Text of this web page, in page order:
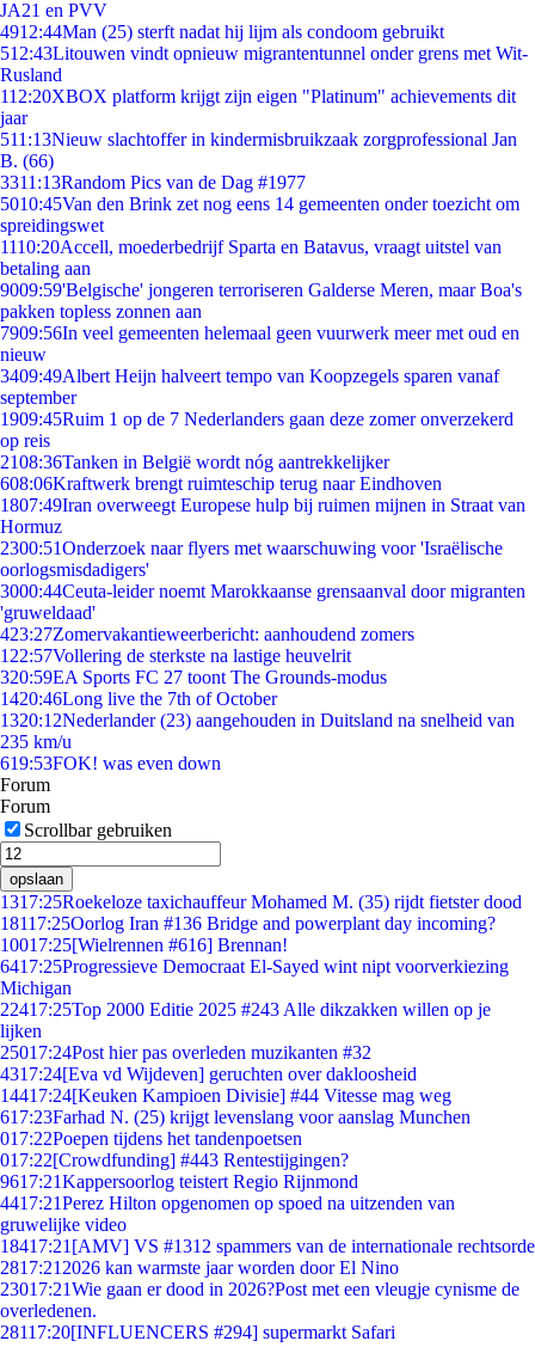
JA21 en PVV
4912:44Man (25) sterft nadat hij lijm als condoom gebruikt
512:43Litouwen vindt opnieuw migrantentunnel onder grens met Wit-
Rusland
112:20XBOX platform krijgt zijn eigen "Platinum" achievements dit
jaar
511:13Nieuw slachtoffer in kindermisbruikzaak zorgprofessional Jan
B. (66)
3311:13Random Pics van de Dag #1977
5010:45Van den Brink zet nog eens 14 gemeenten onder toezicht om
spreidingswet
1110:20Accell, moederbedrijf Sparta en Batavus, vraagt uitstel van
betaling aan
9009:59'Belgische' jongeren terroriseren Galderse Meren, maar Boa's
pakken topless zonnen aan
7909:56In veel gemeenten helemaal geen vuurwerk meer met oud en
nieuw
3409:49Albert Heijn halveert tempo van Koopzegels sparen vanaf
september
1909:45Ruim 1 op de 7 Nederlanders gaan deze zomer onverzekerd
op reis
2108:36Tanken in België wordt nóg aantrekkelijker
608:06Kraftwerk brengt ruimteschip terug naar Eindhoven
1807:49Iran overweegt Europese hulp bij ruimen mijnen in Straat van
Hormuz
2300:51Onderzoek naar flyers met waarschuwing voor 'Israëlische
oorlogsmisdadigers'
3000:44Ceuta-leider noemt Marokkaanse grensaanval door migranten
'gruweldaad'
423:27Zomervakantieweerbericht: aanhoudend zomers
1 22:57Vollering de sterkste na lastige heuvelrit
320:59EA Sports FC 27 toont The Grounds-modus
1420:46Long live the 7th of October
1320:12Nederlander (23) aangehouden in Duitsland na snelheid van
235 km/u
619:53FOK! was even down
Forum
Forum
Scrollbar gebruiken
opslaan
1317:25Roekeloze taxichauffeur Mohamed M. (35) rijdt fietster dood
18117:25Oorlog Iran #136 Bridge and powerplant day incoming?
10017:25[Wielrennen #616] Brennan!
6417:25Progressieve Democraat El-Sayed wint nipt voorverkiezing
Michigan
22417:25Top 2000 Editie 2025 #243 Alle dikzakken willen op je
lijken
25017:24Post hier pas overleden muzikanten #32
4317:24[Eva vd Wijdeven] geruchten over dakloosheid
14417:24[Keuken Kampioen Divisie] #44 Vitesse mag weg
617:23Farhad N. (25) krijgt levenslang voor aanslag Munchen
017:22Poepen tijdens het tandenpoetsen
017:22[Crowdfunding] #443 Rentestijgingen?
9617:21Kappersoorlog teistert Regio Rijnmond
4417:21Perez Hilton opgenomen op spoed na uitzenden van
gruwelijke video
18417:21 [AMV] VS #1312 spammers van de internationale rechtsorde
2817:21 2026 kan warmste jaar worden door El Nino
23017:21Wie gaan er dood in 2026?Post met een vleugje cynisme de
overledenen.
28117:20[INFLUENCERS #294] supermarkt Safari